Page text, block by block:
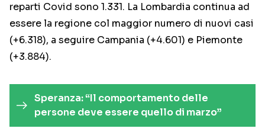
reparti Covid sono 1.331. La Lombardia continua ad
essere la regione col maggior numero di nuovi casi
(+6.318), a seguire Campania (+4.601) e Piemonte
(+3.884).
Speranza: “Il comportamento delle
persone deve essere quello di marzo”